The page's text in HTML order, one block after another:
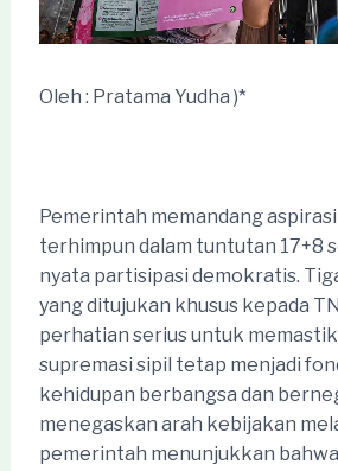
Oleh : Pratama Yudha )*
Pemerintah memandang
terhimpun dalam tuntutan 17+8
nyata partisipasi demokratis.
yang ditujukan khusus kepada
perhatian serius untuk
supremasi sipil tetap menjadi
kehidupan berbangsa dan
menegaskan arah kebijakan
pemerintah menunjukkan